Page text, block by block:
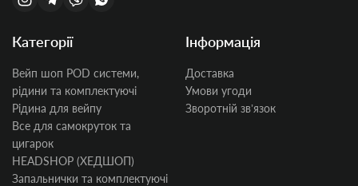
Категорії
Вейп шоп POD системи,
рідини та комплектуючі
Рідина для вейпу
Все для самокруток та
цигарок
HEADSHOP (ХЕДШОП)
Запальнички та комплектуючі
Інформація
Доставка
Умови угоди
Зворотній звʼязок